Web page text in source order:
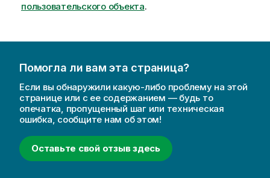
пользовательского объекта.
Помогла ли вам эта страница?
Если вы обнаружили какую-либо проблему на этой
странице или с ее содержанием — будь то
опечатка, пропущенный шаг или техническая
ошибка, сообщите нам об этом!
Оставьте свой отзыв здесь